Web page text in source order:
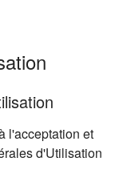
l'acceptation et
d'Utilisation